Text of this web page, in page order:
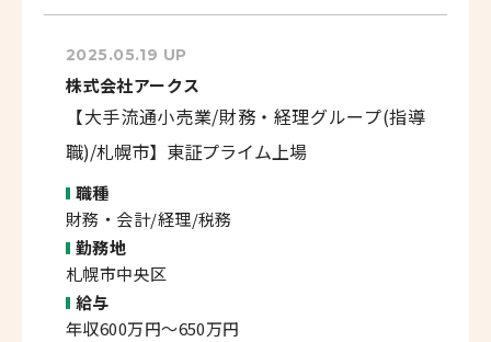
2025.05.19 UP
株式会社アークス
【大手流通小売業/財務・経理グループ(指導
職)/札幌市】東証プライム上場
職種
財務・会計/経理/税務
勤務地
札幌市中央区
給与
年収600万円～650万円